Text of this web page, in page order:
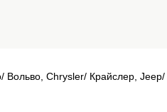
Вольво, Chrysler/ Крайслер,